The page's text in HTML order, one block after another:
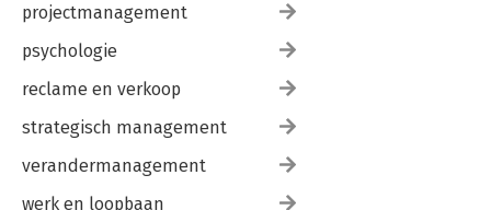
projectmanagement
psychologie
reclame en verkoop
strategisch management
verandermanagement
werk en loopbaan